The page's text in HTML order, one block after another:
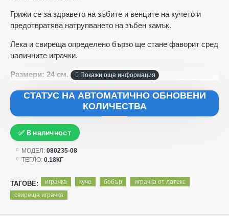
Грижи се за здравето на зъбите и венците на кучето и
предотвратява натрупването на зъбен камък.
Лека и свиреща определено бързо ще стане фаворит сред
наличните играчки.
Размери: 24 см.
СТАТУС НА АВТОМАТИЧНО ОБНОВЕНИ
КОЛИЧЕСТВА
✅ В наличност
МОДЕЛ: 080235-08
ТЕГЛО: 0.18КГ
ТАГОВЕ: играчка куче бобър
играчка от латекс
свиреща играчка